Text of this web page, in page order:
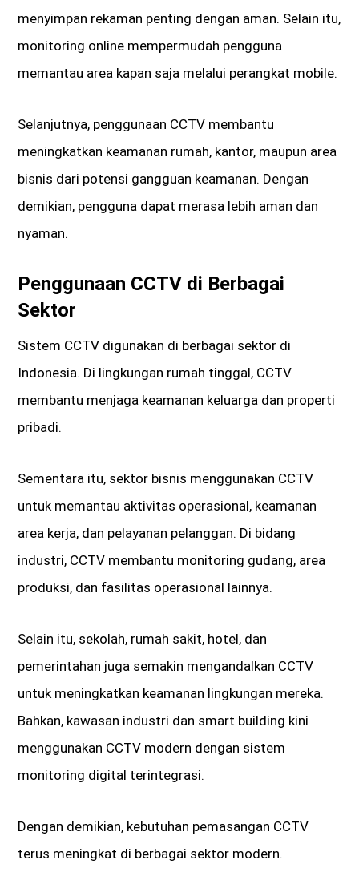
menyimpan rekaman penting dengan aman. Selain itu,
monitoring online mempermudah pengguna
memantau area kapan saja melalui perangkat mobile.
Selanjutnya, penggunaan CCTV membantu
meningkatkan keamanan rumah, kantor, maupun area
bisnis dari potensi gangguan keamanan. Dengan
demikian, pengguna dapat merasa lebih aman dan
nyaman.
Penggunaan CCTV di Berbagai
Sektor
Sistem CCTV digunakan di berbagai sektor di
Indonesia. Di lingkungan rumah tinggal, CCTV
membantu menjaga keamanan keluarga dan properti
pribadi.
Sementara itu, sektor bisnis menggunakan CCTV
untuk memantau aktivitas operasional, keamanan
area kerja, dan pelayanan pelanggan. Di bidang
industri, CCTV membantu monitoring gudang, area
produksi, dan fasilitas operasional lainnya.
Selain itu, sekolah, rumah sakit, hotel, dan
pemerintahan juga semakin mengandalkan CCTV
untuk meningkatkan keamanan lingkungan mereka.
Bahkan, kawasan industri dan smart building kini
menggunakan CCTV modern dengan sistem
monitoring digital terintegrasi.
Dengan demikian, kebutuhan pemasangan CCTV
terus meningkat di berbagai sektor modern.